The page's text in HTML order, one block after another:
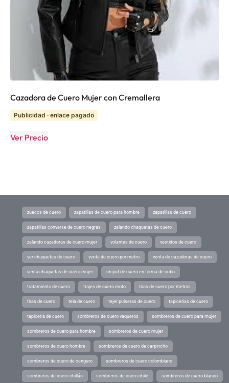
Cazadora de Cuero Mujer con Cremallera
Publicidad · enlace pagado
Ver Precio
zuecos de cuero zapatillas de cuero para hombre zapatillas de cuero
zapatillas converse de cuero negras zalando chaquetas de cuero
zalando cazadoras de cuero mujer volantes de cuero vestidos de cuero
ver chaquetas de cuero venta de cuero por metro venta de cazadoras de cuero
venta chaquetas de cuero mujer un puf de cuero en forma de cubo
tratamiento de cuero trajes de cuero moto tiras de cuero por metros
tiras de cuero tela de cuero tejer pulseras de cuero tapicerias de cuero
tapicería de cuero sombreros de cuero vaqueros sombreros de cuero para mujer
sombreros de cuero para hombre sombreros de cuero mujer
sombreros de cuero hombre sombreros de cuero de carpincho
sombreros de cuero de canguro sombreros de cuero colombiano
sombreros de cuero chillán sombreros de cuero chile sombreros de cuero blanco